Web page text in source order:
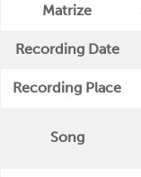
Matrize
Recording Date
Recording Place
Song